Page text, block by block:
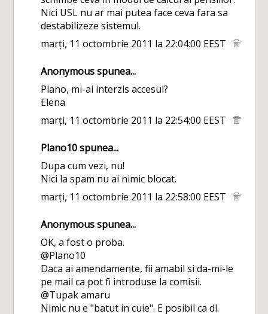
Nici USL nu ar mai putea face ceva fara sa
destabilizeze sistemul.
marți, 11 octombrie 2011 la 22:04:00 EEST
Anonymous spunea...
Plano, mi-ai interzis accesul?
Elena
marți, 11 octombrie 2011 la 22:54:00 EEST
Plano10spunea...
Dupa cum vezi, nu!
Nici la spam nu ai nimic blocat.
marți, 11 octombrie 2011 la 22:58:00 EEST
Anonymous spunea...
OK, a fost o proba.
@Plano10
Daca ai amendamente, fii amabil si da-mi-le
pe mail ca pot fi introduse la comisii.
@Tupak amaru
Nimic nu e "batut in cuie". E posibil ca dl.